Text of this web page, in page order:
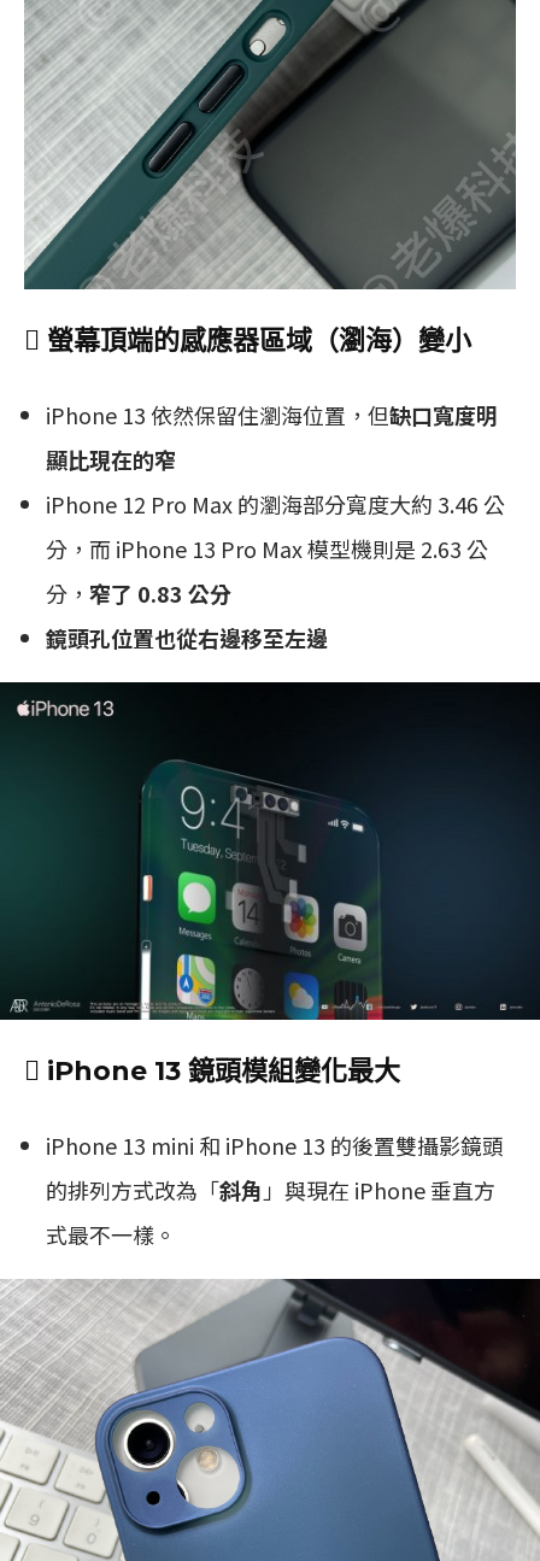
 螢幕頂端的感應器區域（瀏海）變小
iPhone 13 依然保留住瀏海位置，但缺口寬度明
顯比現在的窄
iPhone 12 Pro Max 的瀏海部分寬度大約 3.46 公
分，而 iPhone 13 Pro Max 模型機則是 2.63 公
分， 窄了 0.83 公分
鏡頭孔位置也從右邊移至左邊
 iPhone 13 鏡頭模組變化最大
iPhone 13 mini 和 iPhone 13 的後置雙攝影鏡頭
的排列方式改為「斜角」與現在 iPhone 垂直方
式最不一樣。